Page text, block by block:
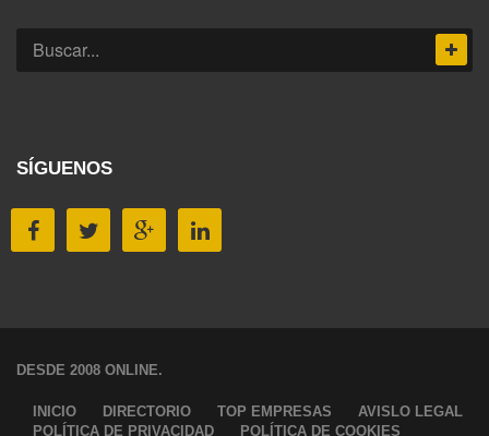
SÍGUENOS
DESDE 2008 ONLINE.
INICIO DIRECTORIO TOP EMPRESAS
AVISLO LEGAL
POLÍTICA DE PRIVACIDAD
POLÍTICA DE COOKIES